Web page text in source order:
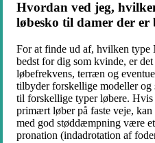
Hvordan ved jeg,
løbesko til damer der er
For at finde ud af, hvilken type
bedst for dig som kvinde, er
løbefrekvens, terræn og
tilbyder forskellige modeller og
til forskellige typer løbere.
primært løber på faste veje,
med god støddæmpning være
pronation (indadrotation af